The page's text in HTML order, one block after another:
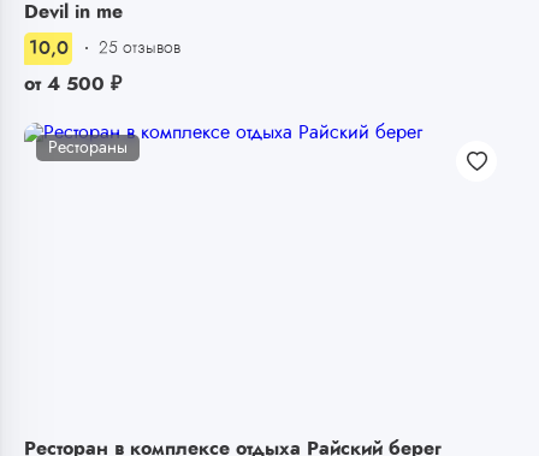
Devil in me
10,0
25 отзывов
от 4 500 ₽
Рестораны
Ресторан в комплексе отдыха Райский берег